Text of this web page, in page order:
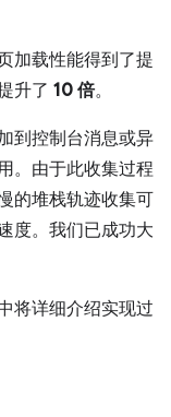
加载性能得到了提
升了 10 倍。
到控制台消息或异
。由于此收集过程
的堆栈轨迹收集可
度。我们已成功大
将详细介绍实现过